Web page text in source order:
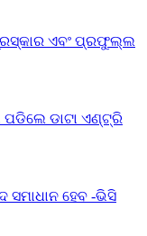
ଏବଂ ପ୍ରଫୁଲ୍ଲ
ପଡିଲେ ଡାଟା ଏଣ୍ଟ୍ରି
ସମାଧାନ ହେବ -ଭିସି